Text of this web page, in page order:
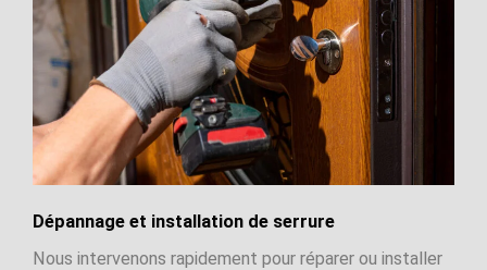
Dépannage et installation de serrure
Nous intervenons rapidement pour réparer ou installer